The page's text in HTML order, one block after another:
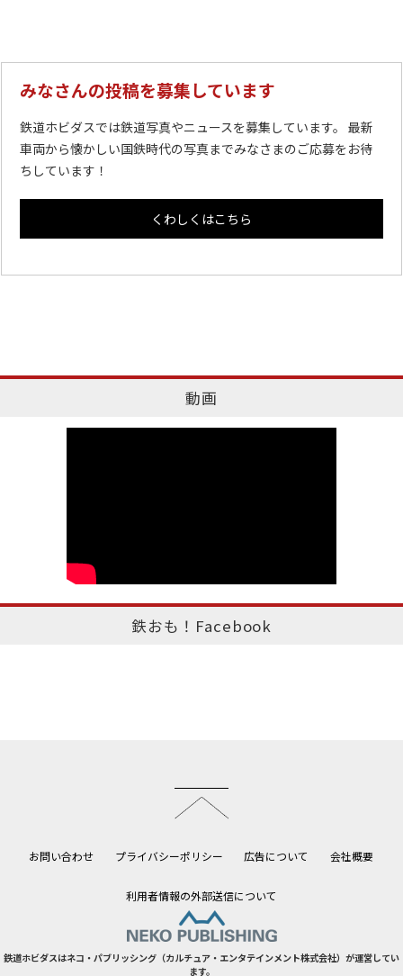
みなさんの投稿を募集しています
鉄道ホビダスでは鉄道写真やニュースを募集しています。 最新
車両から懐かしい国鉄時代の写真までみなさまのご応募をお待
ちしています！
くわしくはこちら
動画
鉄おも！Facebook
お問い合わせ プライバシーポリシー 広告について 会社概要
利用者情報の外部送信について
鉄道ホビダスはネコ・パブリッシング（カルチュア・エンタテインメント株式会社）が運営してい
ます。